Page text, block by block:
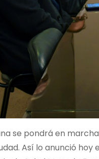
se pondrá en
Así lo anunció